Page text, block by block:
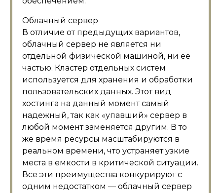
Облачный сервер
В отличие от предыдущих вариантов,
облачный сервер не является ни
отдельной физической машиной, ни ее
частью. Кластер отдельных систем
используется для хранения и обработки
пользовательских данных. Этот вид
хостинга на данный момент самый
надежный, так как «упавший» сервер в
любой момент заменяется другим. В то
же время ресурсы масштабируются в
реальном времени, что устраняет узкие
места в емкости в критической ситуации.
Все эти преимущества конкурируют с
одним недостатком — облачный сервер